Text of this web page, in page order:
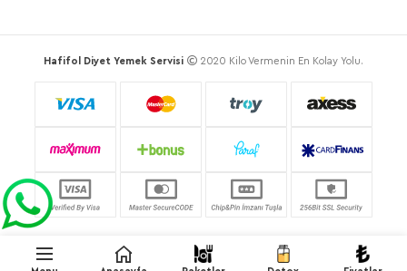
Hafifol Diyet Yemek Servisi 2020 Kilo Vermenin En Kolay Yolu.